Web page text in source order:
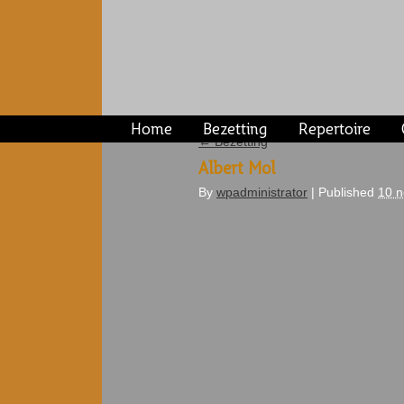
Home Bezetting Repertoire
←Bezetting
Albert Mol
By wpadministrator | Published 10